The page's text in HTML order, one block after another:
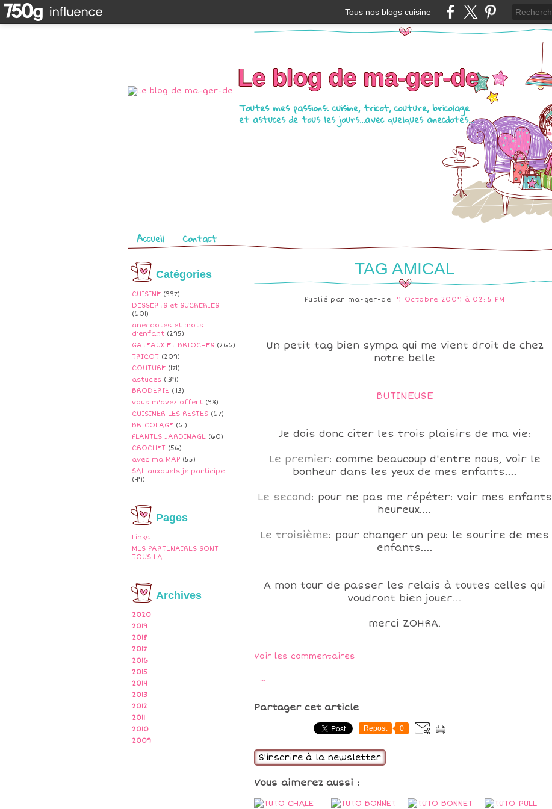
Tous nos blogs cuisine
Le blog de ma-ger-de
Toutes mes passions: cuisine, tricot, couture, bricolage
et astuces de tous les jours...avec quelques anecdotes...
Pages
Accueil Contact
Catégories
CUISINE (997)
DESSERTS et SUCRERIES
(601)
anecdotes et mots
d'enfant (295)
GATEAUX ET BRIOCHES (266)
TRICOT (209)
COUTURE (171)
astuces (139)
BRODERIE (113)
vous m'avez offert (93)
CUISINER LES RESTES (67)
BRICOLAGE (61)
PLANTES JARDINAGE (60)
CROCHET (56)
avec ma MAP (55)
SAL auxquels je participe....
(49)
Pages
Links
MES PARTENAIRES SONT
TOUS LA....
Archives
2020
2019
2018
2017
2016
2015
2014
2013
2012
2011
2010
2009
TAG AMICAL
Publié par ma-ger-de 9 Octobre 2009 à 02:15 PM
Un petit tag bien sympa qui me vient droit de chez
notre belle
BUTINEUSE
Je dois donc citer les trois plaisirs de ma vie:
Le premier: comme beaucoup d'entre nous, voir le
bonheur dans les yeux de mes enfants....
Le second: pour ne pas me répéter: voir mes enfants
heureux....
Le troisième: pour changer un peu: le sourire de mes
enfants....
A mon tour de passer les relais à toutes celles qui
voudront bien jouer...
merci ZOHRA.
Voir les commentaires
…
Partager cet article
Repost 0
S'inscrire à la newsletter
Vous aimerez aussi :